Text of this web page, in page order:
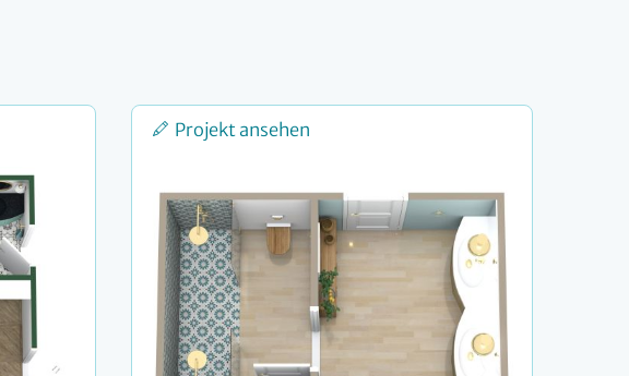
Projekt ansehen